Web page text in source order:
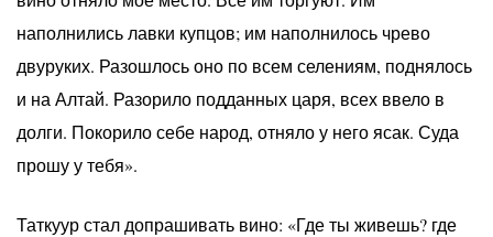
наполнились лавки купцов; им наполнилось чрево
двуруких. Разошлось оно по всем селениям, поднялось
и на Алтай. Разорило подданных царя, всех ввело в
долги. Покорило себе народ, отняло у него ясак. Суда
прошу у тебя».
Таткуур стал допрашивать вино: «Где ты живешь? где